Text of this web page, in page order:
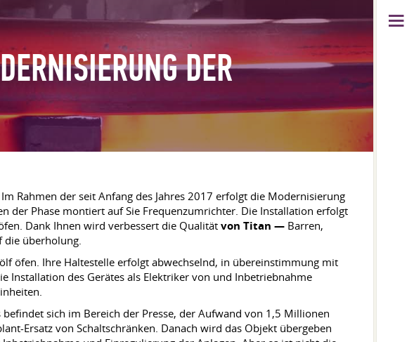
DER
Rahmen der seit Anfang des Jahres 2017 erfolgt die Modernisierung
der Phase montiert auf Sie Frequenzumrichter. Die Installation erfolgt
Dank Ihnen wird verbessert die Qualität von Titan — Barren,
die überholung.
öfen. Ihre Haltestelle erfolgt abwechselnd, in übereinstimmung mit
Installation des Gerätes als Elektriker von und Inbetriebnahme
sich im Bereich der Presse, der Aufwand von 1,5 Millionen
Ersatz von Schaltschränken. Danach wird das Objekt übergeben